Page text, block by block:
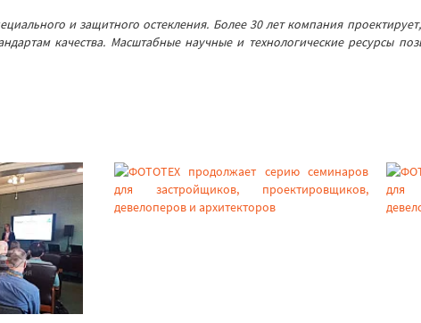
и защитного остекления. Более 30 лет компания
качества. Масштабные научные и технологические ресурсы